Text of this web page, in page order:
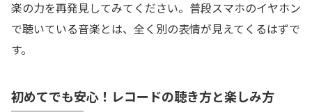
楽の力を再発見してみてください。普段スマホのイヤホン
で聴いている音楽とは、全く別の表情が見えてくるはずで
す。
初めてでも安心！レコードの聴き方と楽しみ方